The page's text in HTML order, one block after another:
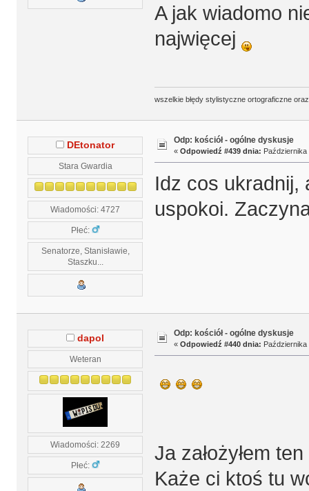
A jak wiadomo
najwięcej
wszelkie błędy stylistyczne ortograficzne
DEtonator
Stara Gwardia
Wiadomości: 4727
Płeć:
Senatorze, Stanisławie,
Staszku...
Odp: kościół - ogólne dyskusje
« Odpowiedź #439 dnia: Października
Idz cos ukradnij,
uspokoi.
dapol
Weteran
Wiadomości: 2269
Płeć:
Odp: kościół - ogólne dyskusje
« Odpowiedź #440 dnia: Października
Ja założyłem
Każe ci ktoś tu